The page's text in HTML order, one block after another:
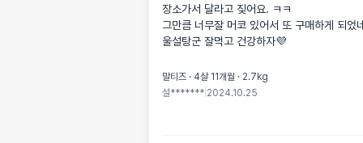
장소가서 달라고 짖어요. ㅋㅋ
그만큼 너무잘 머코 있어서 또 구매하게 되었
울설탕군 잘먹고 건강하자💜
말티즈 · 4살 11개월 · 2.7kg
설******* 2024.10.25